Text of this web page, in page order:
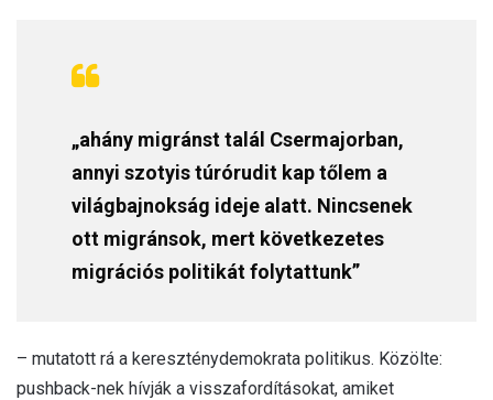
„ahány migránst talál Csermajorban,
annyi szotyis túrórudit kap tőlem a
világbajnokság ideje alatt. Nincsenek
ott migránsok, mert következetes
migrációs politikát folytattunk”
– mutatott rá a kereszténydemokrata politikus. Közölte:
pushback-nek hívják a visszafordításokat, amiket